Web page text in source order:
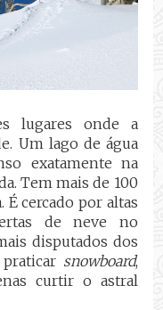
lugares onde a
Um lago de água
exatamente na
Tem mais de 100
cercado por altas
de neve no
disputados dos
snowboard,
curtir o astral